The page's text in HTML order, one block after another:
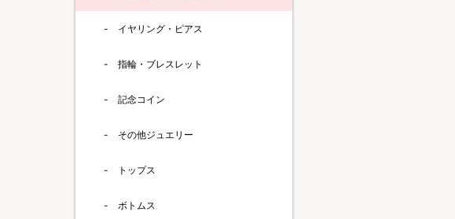
イヤリング・ピアス
指輪・ブレスレット
記念コイン
その他ジュエリー
トップス
ボトムス